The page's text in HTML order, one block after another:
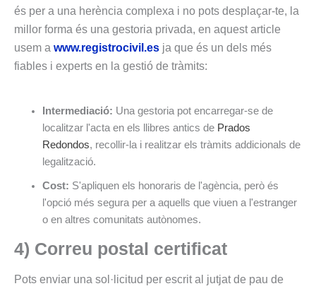
és per a una herència complexa i no pots desplaçar-te, la
millor forma és una gestoria privada, en aquest article
usem a www.registrocivil.es ja que és un dels més
fiables i experts en la gestió de tràmits:
Intermediació: Una gestoria pot encarregar-se de
localitzar l'acta en els llibres antics de Prados
Redondos, recollir-la i realitzar els tràmits addicionals de
legalització.
Cost: S'apliquen els honoraris de l'agència, però és
l'opció més segura per a aquells que viuen a l'estranger
o en altres comunitats autònomes.
4) Correu postal certificat
Pots enviar una sol·licitud per escrit al jutjat de pau de